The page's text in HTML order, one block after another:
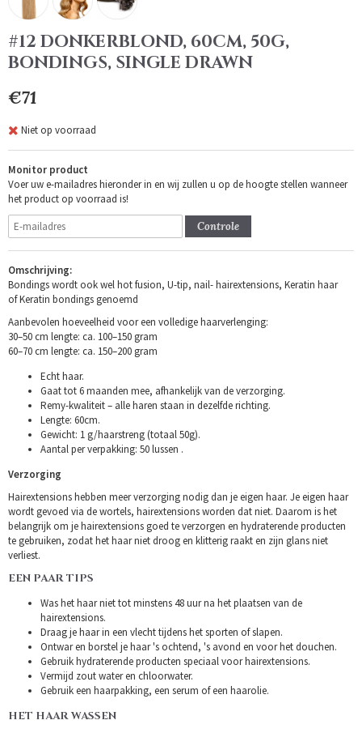
#12 DONKERBLOND, 60CM, 50G,
BONDINGS, SINGLE DRAWN
€71
Niet op voorraad
Monitor product
Voer uw e-mailadres hieronder in en wij zullen u op de hoogte stellen wanneer
het product op voorraad is!
Controle
Omschrijving:
Bondings wordt ook wel hot fusion, U-tip, nail- hairextensions, Keratin haar
of Keratin bondings genoemd
Aanbevolen hoeveelheid voor een volledige haarverlenging:
30–50 cm lengte: ca. 100–150 gram
60–70 cm lengte: ca. 150–200 gram
Echt haar.
Gaat tot 6 maanden mee, afhankelijk van de verzorging.
Remy-kwaliteit – alle haren staan in dezelfde richting.
Lengte: 60cm.
Gewicht: 1 g/haarstreng (totaal 50g).
Aantal per verpakking: 50 lussen .
Verzorging
Hairextensions hebben meer verzorging nodig dan je eigen haar. Je eigen haar
wordt gevoed via de wortels, hairextensions worden dat niet. Daarom is het
belangrijk om je hairextensions goed te verzorgen en hydraterende producten
te gebruiken, zodat het haar niet droog en klitterig raakt en zijn glans niet
verliest.
EEN PAAR TIPS
Was het haar niet tot minstens 48 uur na het plaatsen van de
hairextensions.
Draag je haar in een vlecht tijdens het sporten of slapen.
Ontwar en borstel je haar 's ochtend, 's avond en voor het douchen.
Gebruik hydraterende producten speciaal voor hairextensions.
Vermijd zout water en chloorwater.
Gebruik een haarpakking, een serum of een haarolie.
HET HAAR WASSEN